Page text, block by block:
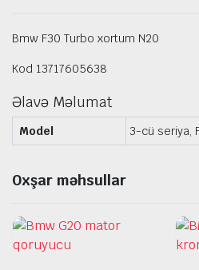
Bmw F30 Turbo xortum N20
Kod 13717605638
Əlavə Məlumat
Model 3-cü seriya,
Oxşar məhsullar